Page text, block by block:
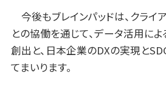
今後もブレインパッドは、クライ
との協働を通じて、データ活用に
創出と、日本企業のDXの実現と
てまいります。